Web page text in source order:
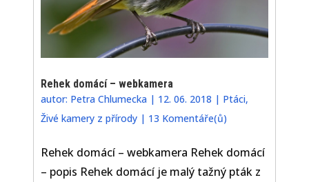
Rehek domácí – webkamera
autor: Petra Chlumecka | 12. 06. 2018 | Ptáci,
Živé kamery z přírody | 13 Komentáře(ů)
Rehek domácí – webkamera Rehek domácí
– popis Rehek domácí je malý tažný pták z